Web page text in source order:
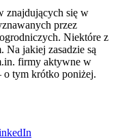
znajdujących się w
przez
Niektóre z
Na jakiej zasadzie są
firmy aktywne w
o tym krótko poniżej.